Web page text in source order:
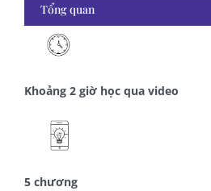
Tổng quan
Khoảng 2 giờ học qua video
5 chương